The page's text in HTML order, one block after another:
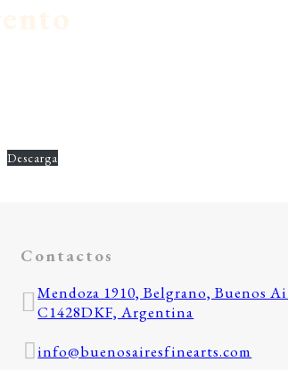
Descarga
Contactos
Mendoza 1910, Belgrano, Buenos
C1428DKF, Argentina
info@buenosairesfinearts.com